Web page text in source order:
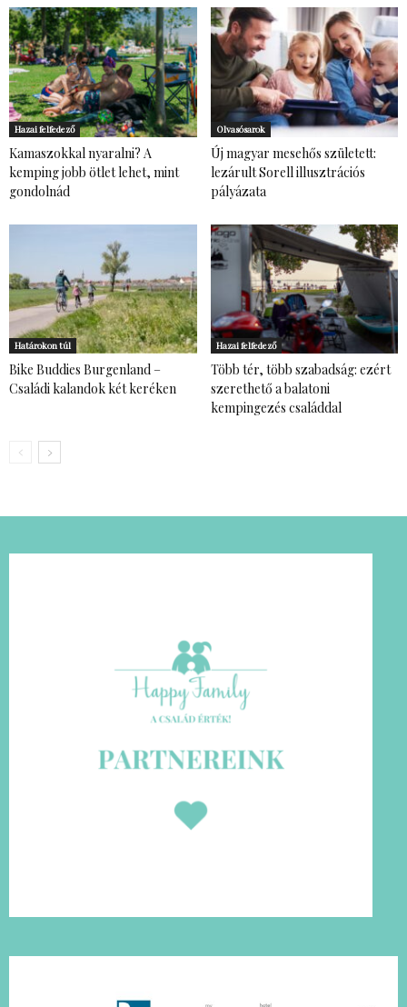
Hazai felfedező
Kamaszokkal nyaralni? A
kemping jobb ötlet lehet, mint
gondolnád
Olvasósarok
Új magyar mesehős született:
lezárult Sorell illusztrációs
pályázata
Határokon túl
Bike Buddies Burgenland –
Családi kalandok két keréken
Hazai felfedező
Több tér, több szabadság: ezért
szerethető a balatoni
kempingezés családdal